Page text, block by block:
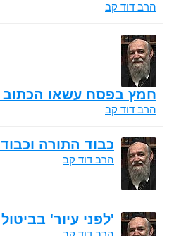
הרב דוד קב
חמץ בפסח עשאו הכתוב
הרב דוד קב
כבוד התורה
הרב דוד קב
'לפני עיור'